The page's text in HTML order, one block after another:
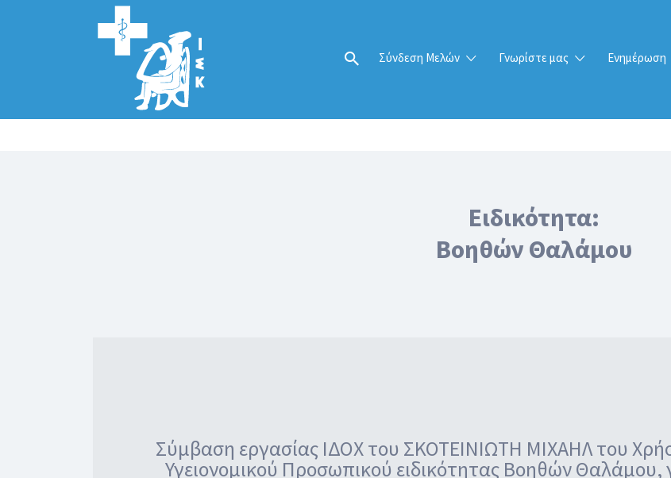
Σύνδεση Μελών Γνωρίστε μας Ενημέρωση
Αναζήτηση
για:
Ειδικότητα:
Βοηθών Θαλάμου
Σύμβαση εργασίας ΙΔΟΧ του ΣΚΟΤΕΙΝΙΩΤΗ ΜΙΧΑΗΛ του
Υγειονομικού Προσωπικού ειδικότητας Βοηθών Θαλάμου,